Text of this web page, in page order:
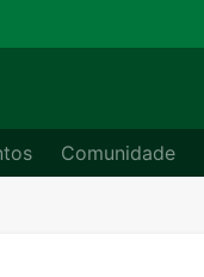
Comunidade